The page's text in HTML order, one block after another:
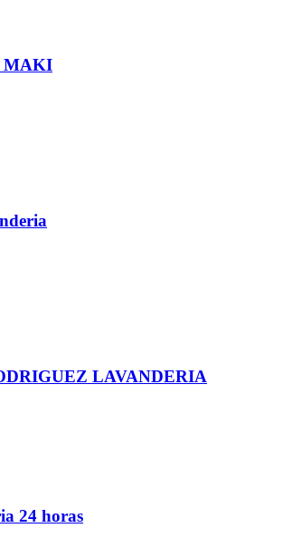
MAKI
LAVANDERIA
24 horas